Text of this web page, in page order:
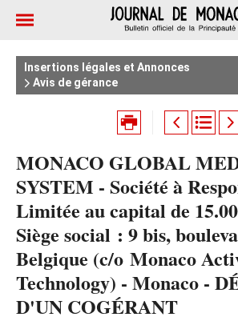
Insertions légales et Annonces
Avis de gérance
MONACO GLOBAL
SYSTEM - Société à
Limitée au capital de
Siège social : 9 bis,
Belgique (c/o Monaco
Technology) - Monaco -
D'UN COGÉRANT